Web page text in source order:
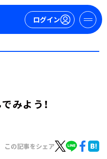
ログイン
みよう！
この記事をシェア